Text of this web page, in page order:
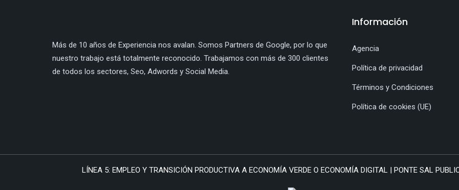
Más de 10 años de Experiencia nos avalan. Somos Partners de Google, por lo que
nuestro trabajo está totalmente reconocido. Trabajamos con más de 300 clientes
de todos los sectores, Seo, Adwords y Social Media.
Información
Agencia
Política de privacidad
Términos y Condiciones
Política de cookies (UE)
LÍNEA 5: EMPLEO Y TRANSICIÓN PRODUCTIVA A ECONOMÍA VERDE O ECONOMÍA DIGITAL | PONTE SAL